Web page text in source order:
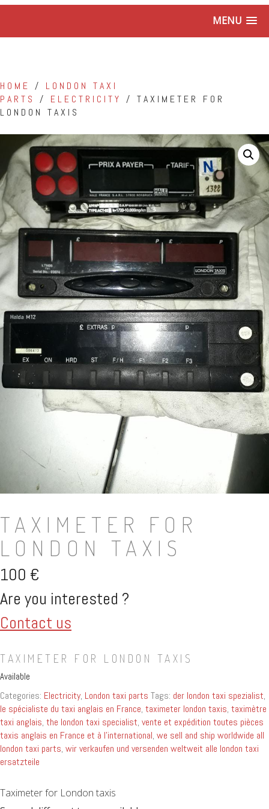
MENU
HOME / LONDON TAXI
PARTS
/ ELECTRICITY / TAXIMETER FOR
LONDON TAXIS
TAXIMETER FOR
LONDON TAXIS
100 €
Are you interested ?
Contact us
TAXIMETER FOR LONDON TAXIS
Available
Categories: Electricity, London taxi parts Tags: der london taxi spezialist,
le spécialiste du taxi anglais en France, taximeter london taxis, taximètre
taxi anglais, the london taxi specialist, vente et expédition toutes pièces
taxis anglais en France et à l'international, we sell and ship worldwide all
london taxi parts, wir verkaufen und versenden weltweit alle london taxi
ersatzteile
Taximeter for London taxis